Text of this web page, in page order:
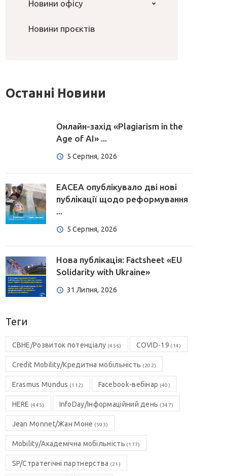
Новини офісу
Новини проєктів
Останні Новини
Онлайн-захід «Plagiarism in the
Age of AI» ...
5 Серпня, 2026
EACEA опублікувало дві нові
публікації щодо реформування
...
5 Серпня, 2026
Нова публікація: Factsheet «EU
Solidarity with Ukraine»
31 Липня, 2026
Теги
CBHE/Розвиток потенціалу (456) COVID-19 (14)
Credit Mobility/Кредитна мобільність (202)
Erasmus Mundus (112) Facebook-вебінар (40)
HERE (445) InfoDay/Інформаційний день (347)
Jean Monnet/Жан Моне (593)
Mobility/Академічна мобільність (177)
SP/Стратегічні партнерства (21)